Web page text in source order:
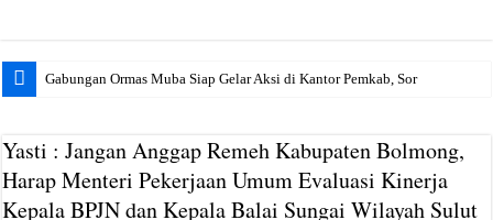
Yasti : Jangan Anggap Remeh Kabupaten Bolmong,
Harap Menteri Pekerjaan Umum Evaluasi Kinerja
Kepala BPJN dan Kepala Balai Sungai Wilayah Sulut